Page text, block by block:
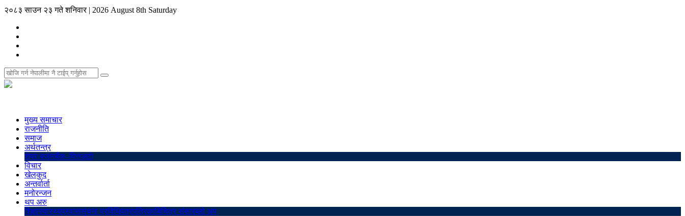
२०८३ साउन २३ गते शनिवार | 2026 August 8th Saturday
मुख्य समाचार
राजनीति
समाज
अर्थतन्त्र
शेयर बजारबैंक–वित्तअटो
विचार
खेलकुद
अन्तर्वार्ता
मनोरन्जन
थप अरु
शिक्षास्वास्थ्यप्रवाससुचना प्रविधिपत्रपत्रिकाबिचित्र संसारब्लो अप